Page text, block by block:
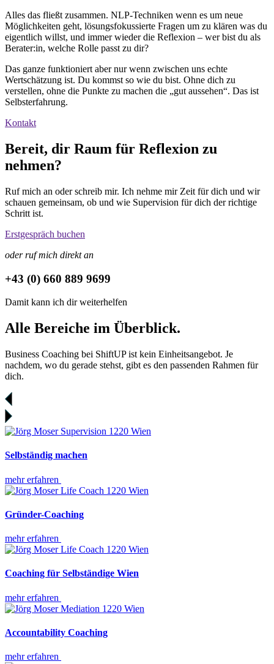
Alles das fließt zusammen. NLP-Techniken wenn es um neue
Möglichkeiten geht, lösungsfokussierte Fragen um zu klären was du
eigentlich willst, und immer wieder die Reflexion – wer bist du als
Berater:in, welche Rolle passt zu dir?
Das ganze funktioniert aber nur wenn zwischen uns echte
Wertschätzung ist. Du kommst so wie du bist. Ohne dich zu
verstellen, ohne die Punkte zu machen die „gut aussehen“. Das ist
Selbsterfahrung.
Kontakt
Bereit, dir Raum für Reflexion zu
nehmen?
Ruf mich an oder schreib mir. Ich nehme mir Zeit für dich und wir
schauen gemeinsam, ob und wie Supervision für dich der richtige
Schritt ist.
Erstgespräch buchen
oder ruf mich direkt an
+43 (0) 660 889 9699
Damit kann ich dir weiterhelfen
Alle Bereiche im Überblick.
Business Coaching bei ShiftUP ist kein Einheitsangebot. Je
nachdem, wo du gerade stehst, gibt es den passenden Rahmen für
dich.
Selbständig machen
mehr erfahren
Gründer-Coaching
mehr erfahren
Coaching für Selbständige Wien
mehr erfahren
Accountability Coaching
mehr erfahren